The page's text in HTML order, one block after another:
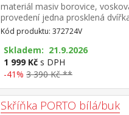
materiál masiv borovice,
provedení jedna prosklená
jedna police maximální nosnosti
návodu k montáži součást
vosk
Kód produktu: 372724V
Skladem: 21.9.2026
1 999 Kč s DPH
-41% 3 390 Kč **
Skříňka PORTO bílá/buk